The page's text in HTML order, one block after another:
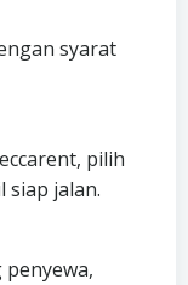
syarat
pilih
siap jalan.